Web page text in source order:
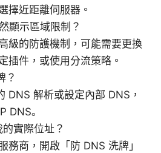
擇近距離伺服器。
顯示區域限制？
級的防護機制，可能需要更換
插件，或使用分流策略。
？
DNS 解析或設定內部 DNS，
DNS。
實際位址？
務商，開啟「防 DNS 洗牌」